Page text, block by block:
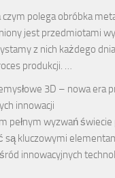
czym polega obróbka
jest przedmiotami
z nich każdego
produkcji. …
3D – nowa era
innowacji
pełnym wyzwań świecie
są kluczowymi
innowacyjnych